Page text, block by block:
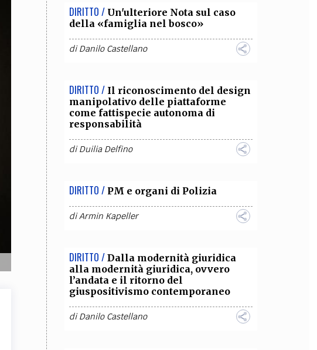
COLLABORA CON NOI
DIRITTO / Un'ulteriore Nota sul caso
della «famiglia nel bosco»
diDanilo Castellano
DIRITTO / Il riconoscimento del design
manipolativo delle piattaforme
come fattispecie autonoma di
responsabilità
diDuilia Delfino
DIRITTO / PM e organi di Polizia
diArmin Kapeller
DIRITTO / Dalla modernità giuridica
alla modernità giuridica, ovvero
l’andata e il ritorno del
giuspositivismo contemporaneo
diDanilo Castellano